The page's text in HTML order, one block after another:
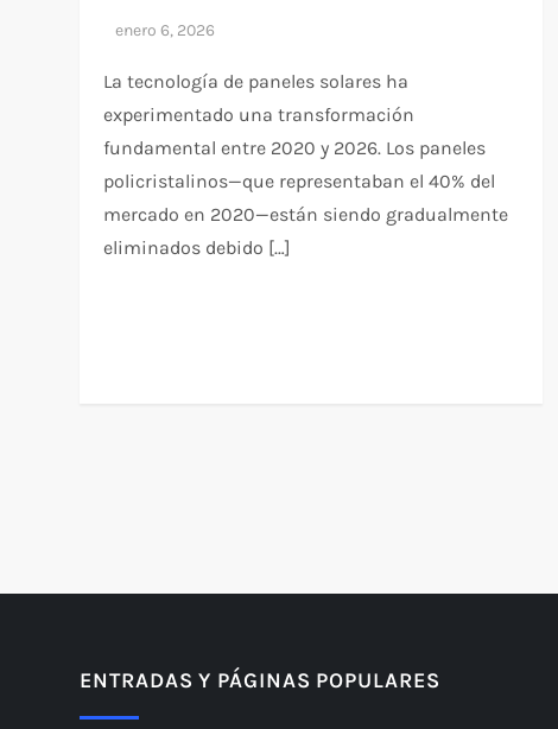
La tecnología de paneles solares ha
experimentado una transformación
fundamental entre 2020 y 2026. Los paneles
policristalinos—que representaban el 40% del
mercado en 2020—están siendo gradualmente
eliminados debido […]
i
ENTRADAS Y PÁGINAS POPULARES